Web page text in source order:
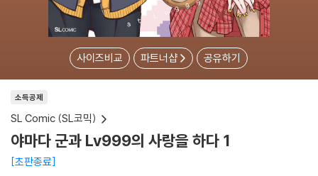
사이즈비교 파트너샵 공유하기
소득공제
SL Comic (SL코믹)
야마다 군과 Lv999의 사랑을 하다 1
초판종료